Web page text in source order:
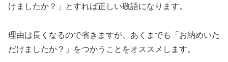
けましたか？」とすれば正しい敬語になります。
理由は長くなるので省きますが、あくまでも「お納めいた
だけましたか？」をつかうことをオススメします。